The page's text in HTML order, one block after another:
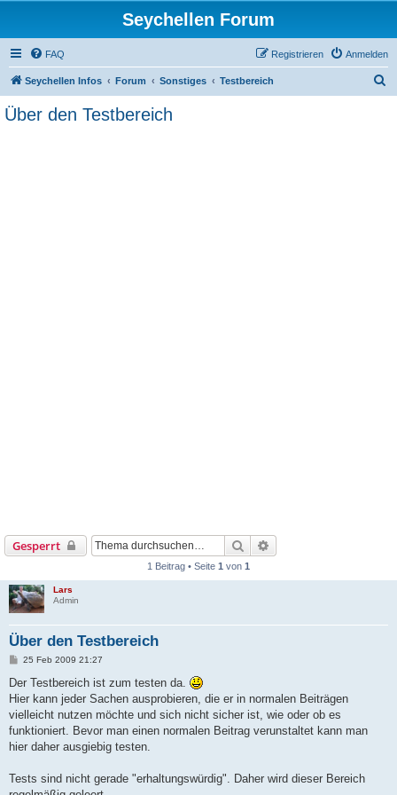
Seychellen Forum
FAQ Anmelden
Registrieren
Seychellen Infos Forum Sonstiges Testbereich
Über den Testbereich
Gesperrt Suche
1 Beitrag • Seite 1 von 1
Lars
Admin
Über den Testbereich
B
i
r
a
25 Feb 2009 21:27
Der Testbereich ist zum testen da.
Hier kann jeder Sachen ausprobieren, die er in normalen Beiträgen
vielleicht nutzen möchte und sich nicht sicher ist, wie oder ob es
funktioniert. Bevor man einen normalen Beitrag verunstaltet kann man
hier daher ausgiebig testen.
Tests sind nicht gerade "erhaltungswürdig". Daher wird dieser Bereich